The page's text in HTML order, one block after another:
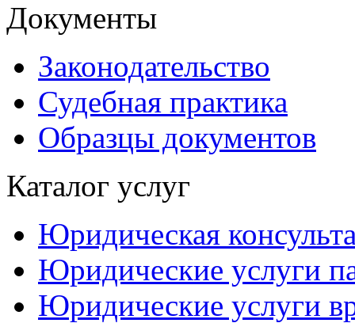
Документы
Законодательство
Судебная практика
Образцы документов
Каталог услуг
Юридическая
Юридические услуги
Юридические услуги